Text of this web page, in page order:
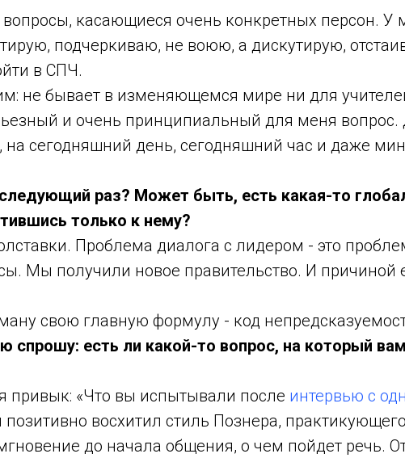
касающиеся очень конкретных персон. У
подчеркиваю, не воюю, а дискутирую,
в СПЧ.
не бывает в изменяющемся мире ни для
и очень принципиальный для меня
сегодняшний день, сегодняшний час и даже
раз? Может быть, есть какая-то
только к нему?
Проблема диалога с лидером - это
Мы получили новое правительство. И причиной
свою главную формулу - код
спрошу: есть ли какой-то вопрос, на который
привык: «Что вы испытывали после интервью с
восхитил стиль Познера,
до начала общения, о чем пойдет речь.